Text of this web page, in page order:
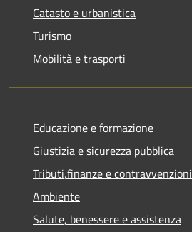
Catasto e urbanistica
Turismo
Mobilità e trasporti
Educazione e formazione
Giustizia e sicurezza pubblica
Tributi,finanze e contravvenzioni
Ambiente
Salute, benessere e assistenza